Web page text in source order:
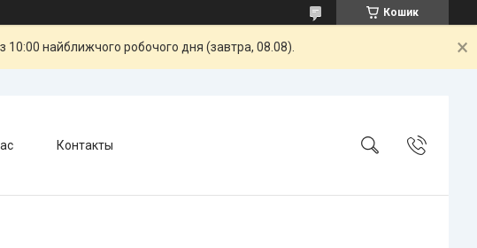
Кошик
10:00 найближчого робочого дня (завтра, 08.08).
Контакты